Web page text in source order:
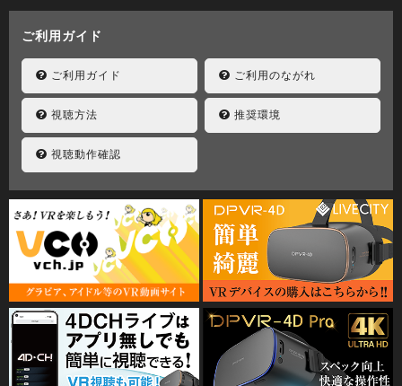
ご利用ガイド
ご利用ガイド ご利用のながれ
視聴方法 推奨環境
視聴動作確認